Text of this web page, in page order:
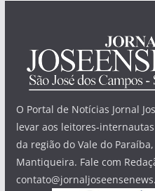
O Portal de Notícias Jornal
levar aos leitores-
da região do Vale do
Mantiqueira. Fale com